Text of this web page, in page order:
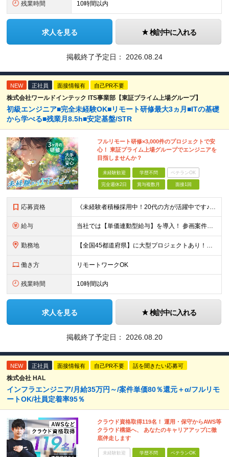
残業時間 10時間以内
求人を見る 検討中に入れる
掲載終了予定日： 2026.08.24
NEW 正社員 面接情報有 自己PR不要
株式会社ワールドインテック ITS事業部【東証プライム上場グループ】
初級エンジニア■完全未経験OK■リモート研修最大3ヵ月■ITの基礎
から学べる■残業月8.5h■安定基盤/STR
フルリモート研修×3,000件のプロジェクトで安
心！ 東証プライム上場グループでエンジニアを
目指しませんか？
未経験歓迎 学歴不問 ベテランOK
完全週休2日 賞与複数月 面接1回
応募資格 《未経験者積極採用中！20代の方が活躍中です♪》 ◎約4割が実務未経験入社！ ■学歴・職歴は一切問いません！ ■第二新卒の方もお気軽にご相談ください♪ ■入社してから数年は、転勤の可能性があります
給与 当社では【単価連動型給与】を導入！ 参画案件の契約単価に連動して給与が決定。 還元率は単価の【70％～80％】と東証プライム上場グループとして高水準です！（社会保険料・教育コスト含む） ■関東：月給
勤務地 【全国45都道府県】に大型プロジェクトあり！※ 四国・沖縄を除く 主要勤務地： 北海道/宮城県/栃木県/埼玉県/千葉県/東京都/神奈川県/愛知県/大阪府/京都府/兵庫県/広島県/福岡県/熊本県 ※勤
働き方 リモートワークOK
残業時間 10時間以内
求人を見る 検討中に入れる
掲載終了予定日： 2026.08.20
NEW 正社員 面接情報有 自己PR不要 話を聞きたい応募可
株式会社 HAL
インフラエンジニア/月給35万円～/案件単価80％還元＋α/フルリモ
ートOK/社員定着率95％
クラウド資格取得119名！ 運用・保守からAWS等
クラウド構築へ、 あなたのキャリアアップに徹
底伴走します
未経験歓迎 学歴不問 ベテランOK